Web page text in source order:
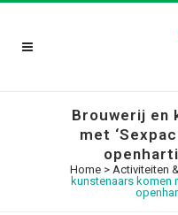
Brouwerij en
met
Home> Activiteiten
kunstenaars komen